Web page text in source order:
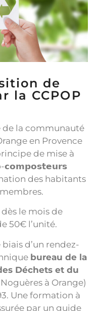
de
la CCPOP
de la communauté
en Provence
de mise à
𝗰𝗼𝗺𝗽𝗼𝘀𝘁𝗲𝘂𝗿𝘀
des habitants
le mois de
50€ l’unité.
biais d’un rendez-
bureau de la
Déchets et du
à Orange)
Une formation à
par un guide